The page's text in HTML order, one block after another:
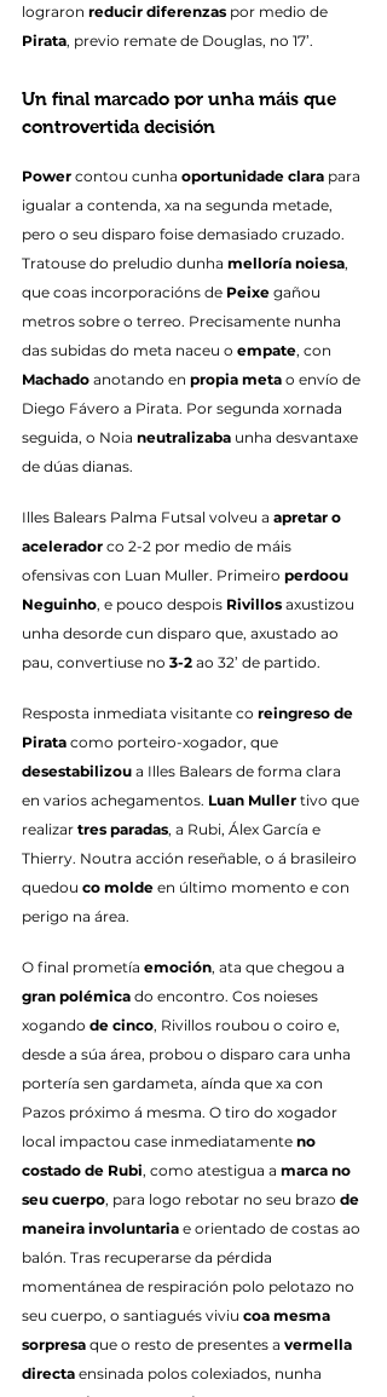
lograron reducir diferenzas por medio de
Pirata, previo remate de Douglas, no 17’.
Un final marcado por unha máis que
controvertida decisión
Power contou cunha oportunidade clara para
igualar a contenda, xa na segunda metade,
pero o seu disparo foise demasiado cruzado.
Tratouse do preludio dunha melloría noiesa,
que coas incorporacións de Peixe gañou
metros sobre o terreo. Precisamente nunha
das subidas do meta naceu o empate, con
Machado anotando en propia meta o envío de
Diego Fávero a Pirata. Por segunda xornada
seguida, o Noia neutralizaba unha desvantaxe
de dúas dianas.
Illes Balears Palma Futsal volveu a apretar o
acelerador co 2-2 por medio de máis
ofensivas con Luan Muller. Primeiro perdoou
Neguinho, e pouco despois Rivillos axustizou
unha desorde cun disparo que, axustado ao
pau, convertiuse no 3-2 ao 32’ de partido.
Resposta inmediata visitante co reingreso de
Pirata como porteiro-xogador, que
desestabilizou a Illes Balears de forma clara
en varios achegamentos. Luan Muller tivo que
realizar tres paradas, a Rubi, Álex García e
Thierry. Noutra acción reseñable, o á brasileiro
quedou co molde en último momento e con
perigo na área.
O final prometía emoción, ata que chegou a
gran polémica do encontro. Cos noieses
xogando de cinco, Rivillos roubou o coiro e,
desde a súa área, probou o disparo cara unha
portería sen gardameta, aínda que xa con
Pazos próximo á mesma. O tiro do xogador
local impactou case inmediatamente no
costado de Rubi, como atestigua a marca no
seu cuerpo, para logo rebotar no seu brazo de
maneira involuntaria e orientado de costas ao
balón. Tras recuperarse da pérdida
momentánea de respiración polo pelotazo no
seu cuerpo, o santiagués viviu coa mesma
sorpresa que o resto de presentes a vermella
directa ensinada polos colexiados, nunha